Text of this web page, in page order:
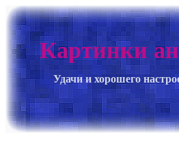
Картинки
Удачи и хорошего